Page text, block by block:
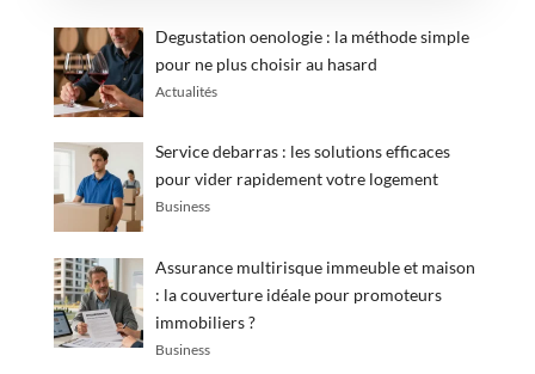
Degustation oenologie : la méthode simple
pour ne plus choisir au hasard
Actualités
Service debarras : les solutions efficaces
pour vider rapidement votre logement
Business
Assurance multirisque immeuble et maison
: la couverture idéale pour promoteurs
immobiliers ?
Business